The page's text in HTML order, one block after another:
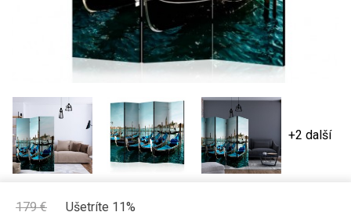
+2 další
179€ Ušetríte 11%